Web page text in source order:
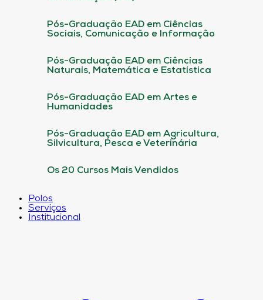
Pós-Graduação EAD em Ciências
Sociais, Comunicação e Informação
Pós-Graduação EAD em Ciências
Naturais, Matemática e Estatística
Pós-Graduação EAD em Artes e
Humanidades
Pós-Graduação EAD em Agricultura,
Silvicultura, Pesca e Veterinária
Os 20 Cursos Mais Vendidos
Polos
Serviços
Institucional